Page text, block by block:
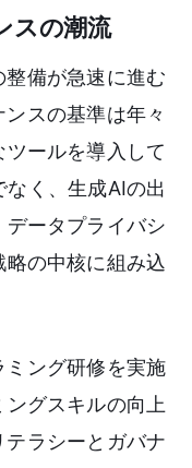
スの潮流
備が急速に進む
スの基準は年々
ールを導入して
く、生成AIの出
ータプライバシ
の中核に組み込
ミング研修を実施
グスキルの向上
ラシーとガバナ